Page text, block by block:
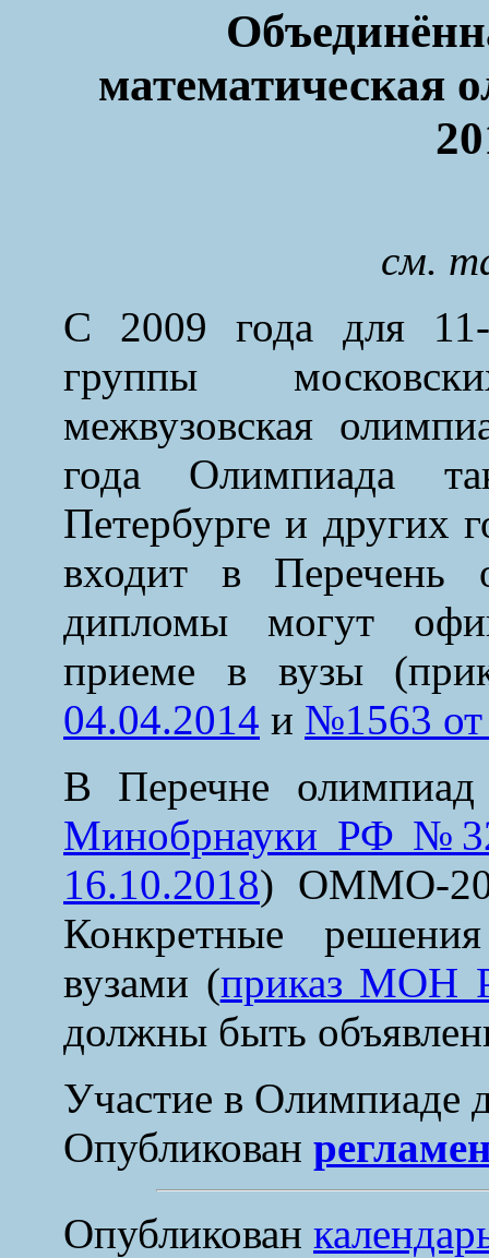
математическая
см.
С 2009 года для 11-
группы
межвузовская
года Олимпиада
Петербурге и
входит в
дипломы могут
приеме в вузы
04.04.2014 и №1563 от
В Перечне
Минобрнауки РФ
16.10.2018) ОММО-
Конкретные
вузами (приказ МОН
должны быть
Участие в Олимпиаде
Опубликован
Опубликован